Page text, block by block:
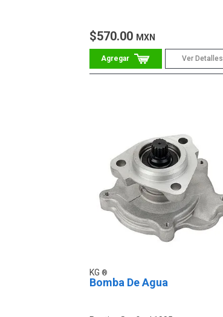
$570.00 MXN
Ver Detalles
KG
Bomba De Agua